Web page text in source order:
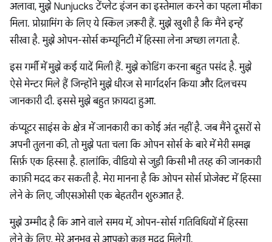
अलावा, मुझे Nunjucks टेंप्लेट इंजन का इस्तेमाल करने का पहला मौका
मिला. प्रोग्रामिंग के लिए ये स्किल ज़रूरी हैं. मुझे खुशी है कि मैंने इन्हें
सीखा है. मुझे ओपन-सोर्स कम्यूनिटी में हिस्सा लेना अच्छा लगता है.
इस गर्मी में मुझे कई यादें मिली हैं. मुझे कोडिंग करना बहुत पसंद है. मुझे
ऐसे मेन्टर मिले हैं जिन्होंने मुझे धीरज से मार्गदर्शन किया और दिलचस्प
जानकारी दी. इससे मुझे बहुत फ़ायदा हुआ.
कंप्यूटर साइंस के क्षेत्र में जानकारी का कोई अंत नहीं है. जब मैंने दूसरों से
अपनी तुलना की, तो मुझे पता चला कि ओपन सोर्स के बारे में मेरी समझ
सिर्फ़ एक हिस्सा है. हालांकि, वीडियो से जुड़ी किसी भी तरह की जानकारी
काफ़ी मदद कर सकती है. मेरा मानना है कि ओपन सोर्स प्रोजेक्ट में हिस्सा
लेने के लिए, जीएसओसी एक बेहतरीन शुरुआत है.
मुझे उम्मीद है कि आने वाले समय में, ओपन-सोर्स गतिविधियों में हिस्सा
लेने के लिए, मेरे अनुभव से आपको कुछ मदद मिलेगी.